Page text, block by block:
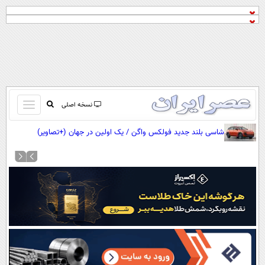
نسخه اصلی
باز
و
کردن
منو
صفحه اول
نظرسنجی
آب و هوا
سواد زندگی
شاسی بلند جدید فولکس واگن / یک اولین در جهان (+تصاویر)